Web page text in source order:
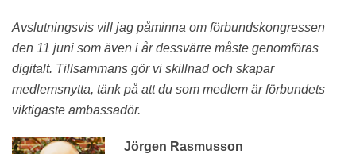
Avslutningsvis vill jag påminna om förbundskongressen
den 11 juni som även i år dessvärre måste genomföras
digitalt. Tillsammans gör vi skillnad och skapar
medlemsnytta, tänk på att du som medlem är förbundets
viktigaste ambassadör.
Jörgen Rasmusson